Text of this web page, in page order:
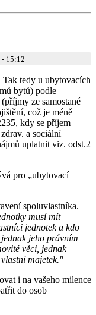
15:12
Tak tedy u ubytovacích
bytů) podle
ze samostané
což je méně
kdy se příjem
a sociální
uplatnit viz. odst.2
pro „ubytovací
spoluvlastníka.
musí mít
jednotek a kdo
jeho právním
věci, jednak
majetek."
i na vašeho milence
do osob